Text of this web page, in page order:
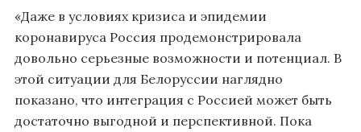
«Даже в условиях кризиса и эпидемии
коронавируса Россия продемонстрировала
довольно серьезные возможности и потенциал. В
этой ситуации для Белоруссии наглядно
показано, что интеграция с Россией может быть
достаточно выгодной и перспективной. Пока